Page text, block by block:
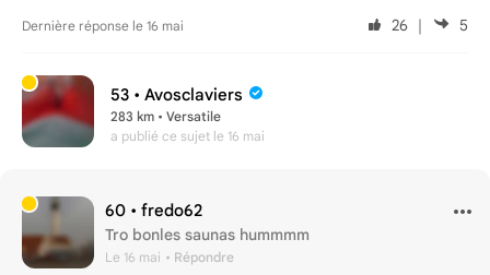
Dernière réponse le 16 mai 26 ｜ 5
53 • Avosclaviers
283 km • Versatile
a publié ce sujet le 16 mai
60 • fredo62
Tro bonles saunas hummmm
Le 16 mai • Répondre